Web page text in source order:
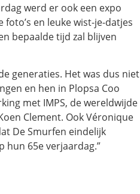
werd er ook een expo
en leuke wist-je-datjes
bepaalde tijd zal blijven
generaties. Het was dus niet
en hen in Plopsa Coo
met IMPS, de wereldwijde
Clement. Ook Véronique
De Smurfen eindelijk
65e verjaardag.”